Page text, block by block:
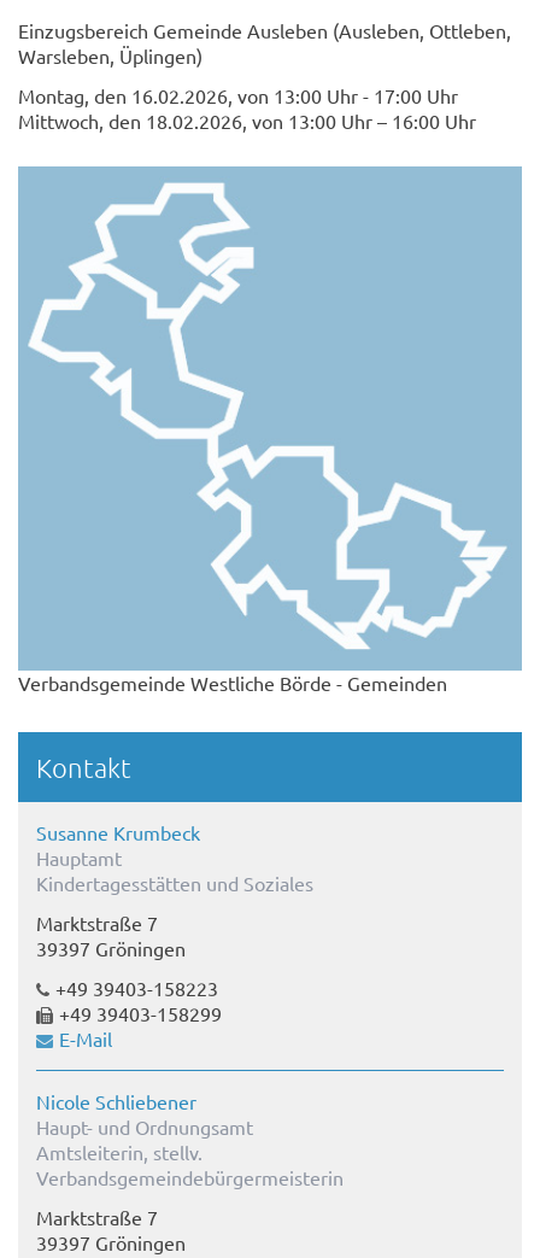
Einzugsbereich Gemeinde Ausleben (Ausleben, Ottleben,
Warsleben, Üplingen)
Montag, den 16.02.2026, von 13:00 Uhr - 17:00 Uhr
Mittwoch, den 18.02.2026, von 13:00 Uhr – 16:00 Uhr
Verbandsgemeinde Westliche Börde - Gemeinden
Kontakt
Susanne Krumbeck
Hauptamt
Kindertagesstätten und Soziales
Marktstraße 7
39397 Gröningen
+49 39403-158223
+49 39403-158299
E-Mail
Nicole Schliebener
Haupt- und Ordnungsamt
Amtsleiterin, stellv.
Verbandsgemeindebürgermeisterin
Marktstraße 7
39397 Gröningen